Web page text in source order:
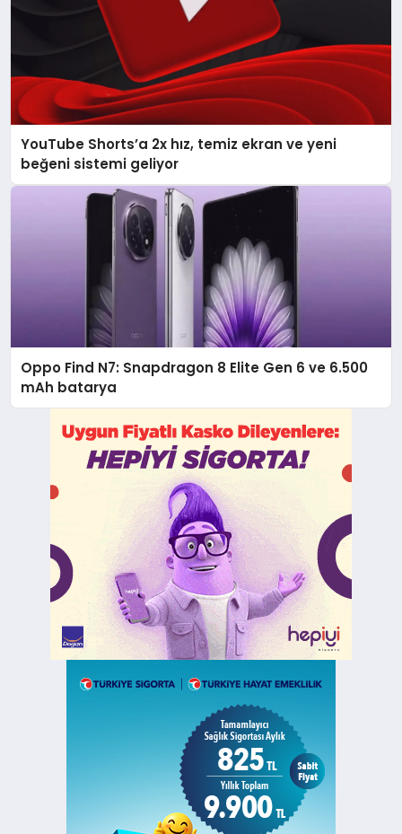
YouTube Shorts’a 2x hız, temiz ekran ve yeni
beğeni sistemi geliyor
Oppo Find N7: Snapdragon 8 Elite Gen 6 ve 6.500
mAh batarya